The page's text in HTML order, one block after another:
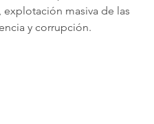
explotación masiva de las
y corrupción.